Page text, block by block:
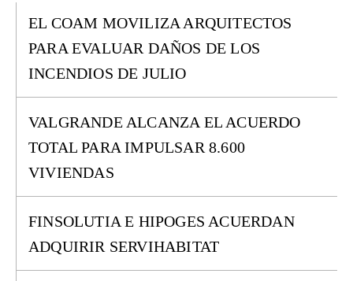
EL COAM MOVILIZA ARQUITECTOS
PARA EVALUAR DAÑOS DE LOS
INCENDIOS DE JULIO
VALGRANDE ALCANZA EL ACUERDO
TOTAL PARA IMPULSAR 8.600
VIVIENDAS
FINSOLUTIA E HIPOGES ACUERDAN
ADQUIRIR SERVIHABITAT